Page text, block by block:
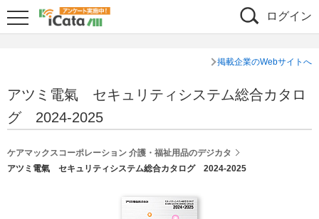
ログイン
掲載企業のWebサイトへ
アツミ電氣 セキュリティシステム総合カタロ
グ 2024-2025
ケアマックスコーポレーション 介護・福祉用品のデジカタ
アツミ電氣 セキュリティシステム総合カタログ 2024-2025